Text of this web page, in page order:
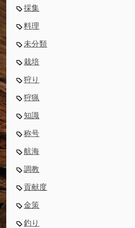
採集
料理
未分類
栽培
狩り
狩猟
知識
称号
航海
調教
貢献度
金策
釣り